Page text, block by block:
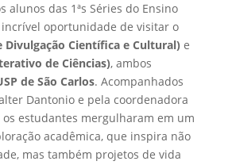
alunos das 1ªs Séries do Ensino
oportunidade de visitar o
Divulgação Científica e Cultural) e
de Ciências), ambos
de São Carlos. Acompanhados
Dantonio e pela coordenadora
os estudantes mergulharam em um
acadêmica, que inspira não
mas também projetos de vida